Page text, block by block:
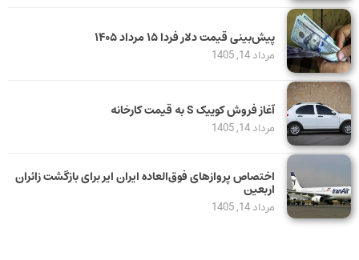
پیش‌بینی قیمت دلار فردا ۱۵ مرداد ۱۴۰۵
مرداد 14, 1405
آغاز فروش کوییک S به قیمت کارخانه
مرداد 14, 1405
اختصاص پروازهای فوق‌العاده ایران ایر برای بازگشت زائران
اربعین
مرداد 14, 1405